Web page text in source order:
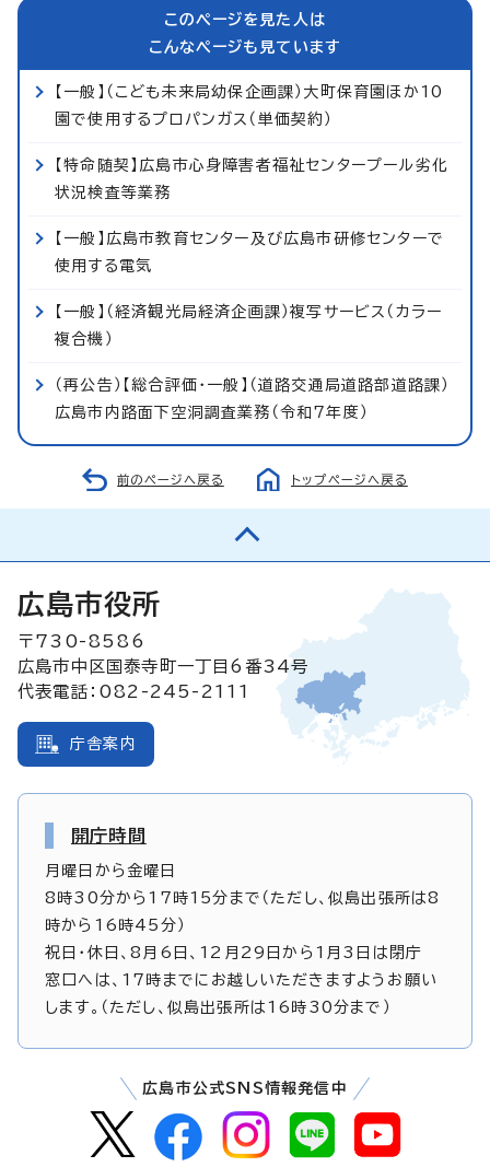
このページを見た人は
こんなページも見ています
【一般】（こども未来局幼保企画課）大町保育園ほか10
園で使用するプロパンガス（単価契約）
【特命随契】広島市心身障害者福祉センタープール劣化
状況検査等業務
【一般】広島市教育センター及び広島市研修センターで
使用する電気
【一般】（経済観光局経済企画課）複写サービス（カラー
複合機）
（再公告）【総合評価・一般】（道路交通局道路部道路課）
広島市内路面下空洞調査業務（令和7年度）
前のページへ戻る トップページへ戻る
広島市役所
〒730-8586
広島市中区国泰寺町一丁目6番34号
代表電話：082-245-2111
庁舎案内
開庁時間
月曜日から金曜日
8時30分から17時15分まで（ただし、似島出張所は8
時から16時45分）
祝日・休日、8月6日、12月29日から1月3日は閉庁
窓口へは、17時までにお越しいただきますようお願い
します。（ただし、似島出張所は16時30分まで）
広島市公式SNS情報発信中